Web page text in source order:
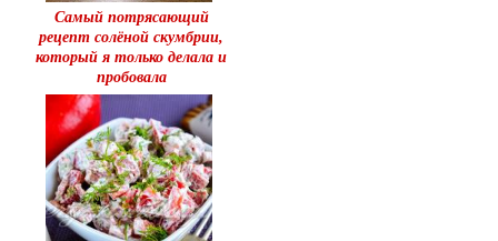
Самый потрясающий
рецепт солёной скумбрии,
который я только делала и
пробовала